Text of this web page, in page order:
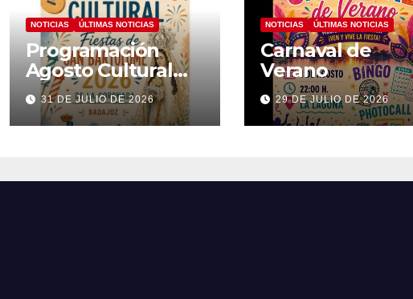
NOTICIAS ÚLTIMAS NOTICIAS
Programación
Agosto Cultural
2026
31 DE JULIO DE 2026
NOTICIAS ÚLTIMAS NOTICIAS
Carnaval de
Verano
29 DE JULIO DE 2026